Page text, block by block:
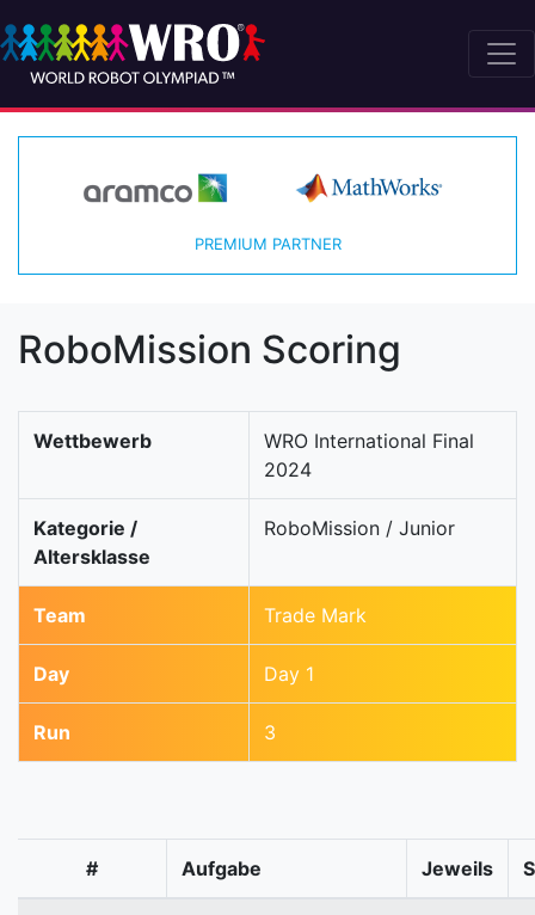
PREMIUM PARTNER
RoboMission Scoring
Wettbewerb
WRO International Final
2024
Kategorie /
Altersklasse
RoboMission / Junior
Team Trade Mark
Day Day 1
Run 3
# Aufgabe Jeweils